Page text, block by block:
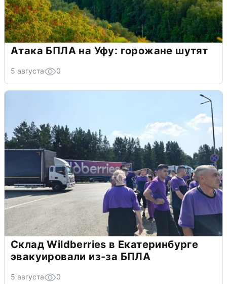
Атака БПЛА на Уфу: горожане шутят
5 августа 0
Склад Wildberries в Екатеринбурге
эвакуировали из-за БПЛА
5 августа 0